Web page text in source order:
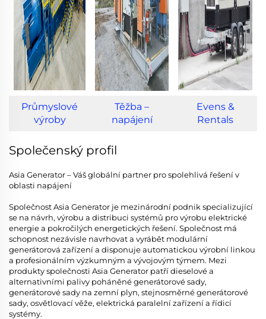
Průmyslové
výroby
Těžba –
napájení
Evens &
Rentals
Společenský profil
Asia Generator – Váš globální partner pro spolehlivá řešení v
oblasti napájení
Společnost Asia Generator je mezinárodní podnik specializující
se na návrh, výrobu a distribuci systémů pro výrobu elektrické
energie a pokročilých energetických řešení. Společnost má
schopnost nezávisle navrhovat a vyrábět modulární
generátorová zařízení a disponuje automatickou výrobní linkou
a profesionálním výzkumným a vývojovým týmem. Mezi
produkty společnosti Asia Generator patří dieselové a
alternativními palivy poháněné generátorové sady,
generátorové sady na zemní plyn, stejnosměrné generátorové
sady, osvětlovací věže, elektrická paralelní zařízení a řídicí
systémy.